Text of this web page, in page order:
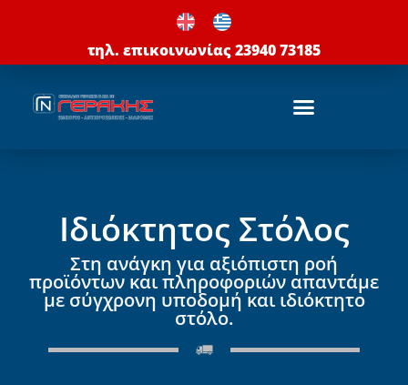
τηλ. επικοινωνίας 23940 73185
Ιδιόκτητος Στόλος
Στη ανάγκη για αξιόπιστη ροή
προϊόντων και πληροφοριών απαντάμε
με σύγχρονη υποδομή και ιδιόκτητο
στόλο.